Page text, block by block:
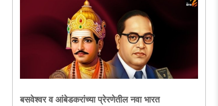
बसवेश्वर व आंबेडकरांच्या प्रेरणेतील नवा भारत